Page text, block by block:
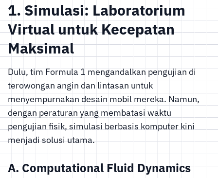
1. Simulasi: Laboratorium
Virtual untuk Kecepatan
Maksimal
Dulu, tim Formula 1 mengandalkan pengujian di
terowongan angin dan lintasan untuk
menyempurnakan desain mobil mereka. Namun,
dengan peraturan yang membatasi waktu
pengujian fisik, simulasi berbasis komputer kini
menjadi solusi utama.
A. Computational Fluid Dynamics